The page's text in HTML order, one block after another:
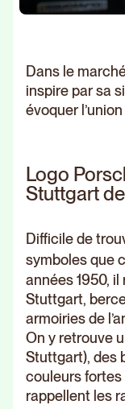
Dans le
inspire par sa
évoquer
Logo
Stuttgart
Difficile de
symboles que
années 1950, il
Stuttgart,
armoiries de
On y retrouve
Stuttgart), des
couleurs fortes
rappellent les